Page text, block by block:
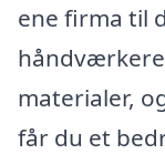
ene firma til
materialer,
får du et